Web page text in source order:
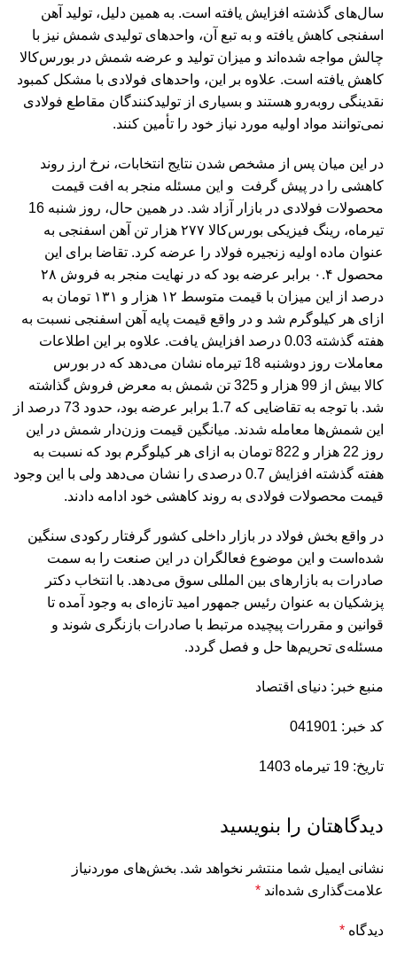
سال‌های گذشته افزایش یافته است. به همین دلیل، تولید آهن
اسفنجی کاهش یافته و به تبع آن، واحدهای تولیدی شمش نیز با
چالش مواجه شده‌اند و میزان تولید و عرضه شمش در بورس‌کالا
کاهش یافته است. علاوه بر این، واحدهای فولادی با مشکل کمبود
نقدینگی روبه‌رو هستند و بسیاری از تولیدکنندگان مقاطع فولادی
نمی‌توانند مواد اولیه مورد نیاز خود را تأمین کنند.
در این میان پس از مشخص شدن نتایج انتخابات، نرخ ارز روند
کاهشی را در پیش گرفت و این مسئله منجر به افت قیمت
محصولات فولادی در بازار آزاد شد. در همین حال، روز شنبه 16
تیرماه، رینگ فیزیکی بورس‌کالا ۲۷۷ هزار تن آهن اسفنجی به
عنوان ماده اولیه زنجیره فولاد را عرضه کرد. تقاضا برای این
محصول ۰.۴ برابر عرضه بود که در نهایت منجر به فروش ۲۸
درصد از این میزان با قیمت متوسط ۱۲ هزار و ۱۳۱ تومان به
ازای هر کیلوگرم شد و در واقع قیمت پایه آهن اسفنجی نسبت به
هفته گذشته 0.03 درصد افزایش یافت. علاوه بر این اطلاعات
معاملات روز دوشنبه 18 تیرماه نشان می‌دهد که در بورس
کالا بیش از 99 هزار و 325 تن شمش به معرض فروش گذاشته
شد. با توجه به تقاضایی که 1.7 برابر عرضه بود، حدود 73 درصد از
این شمش‌ها معامله شدند. میانگین قیمت وزن‌دار شمش در این
روز 22 هزار و 822 تومان به ازای هر کیلوگرم بود که نسبت به
هفته گذشته افزایش 0.7 درصدی را نشان می‌دهد ولی با این وجود
قیمت محصولات فولادی به روند کاهشی خود ادامه دادند.
در واقع بخش فولاد در بازار داخلی کشور گرفتار رکودی سنگین
شده‌است و این موضوع فعالگران در این صنعت را به سمت
صادرات به بازارهای بین المللی سوق می‌دهد. با انتخاب دکتر
پزشکیان به عنوان رئیس جمهور امید تازه‌ای به وجود آمده تا
قوانین و مقررات پیچیده مرتبط با صادرات بازنگری شوند و
مسئله‌ی تحریم‌ها حل و فصل گردد.
منبع خبر: دنیای اقتصاد
کد خبر: 041901
تاریخ: 19 تیرماه 1403
دیدگاهتان را بنویسید
نشانی ایمیل شما منتشر نخواهد شد. بخش‌های موردنیاز
علامت‌گذاری شده‌اند *
دیدگاه *